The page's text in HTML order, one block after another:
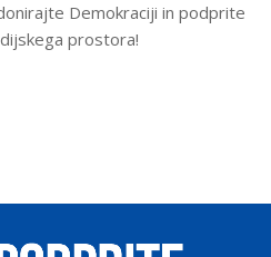
Demokraciji in podprite
prostora!